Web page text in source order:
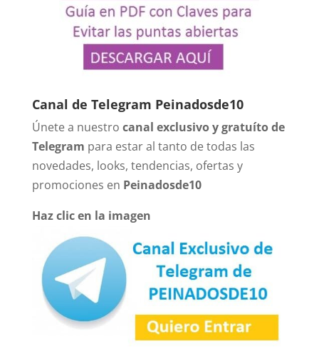
Canal de Telegram Peinadosde10
Únete a nuestro canal exclusivo y gratuíto de
Telegram para estar al tanto de todas las
novedades, looks, tendencias, ofertas y
promociones en Peinadosde10
Haz clic en la imagen